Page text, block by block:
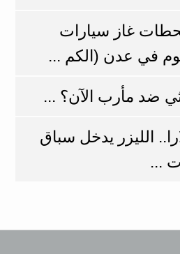
غاز سيارات
في عدن (الكم ...
ضد مأرب الآن؟ ...
بـ13 دولارا.. الليزر يدخل سباق
...